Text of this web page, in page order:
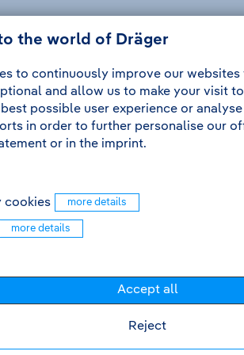
the world of Dräger
to continuously improve our websites
and allow us to make your visit
possible user experience or
in order to further personalise our
or in the imprint.
cookies
Accept all
Reject
next jobad »